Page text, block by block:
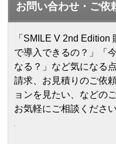
お問い合わせ・ご依
「SMILE V 2nd
で導入できるの？」「
なる？」など気になる
請求、お見積りのご依
ョンを見たい、などの
お気軽にご相談ください